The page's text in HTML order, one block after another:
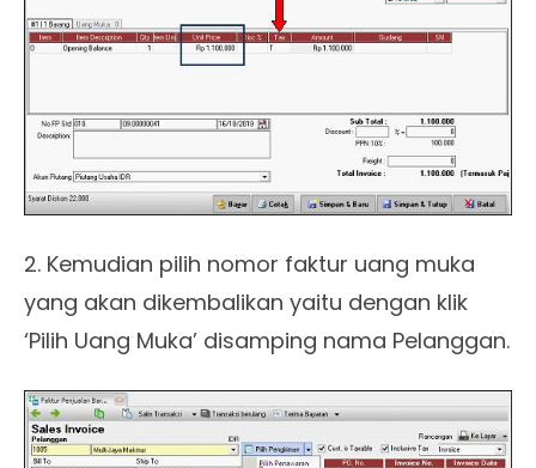
2. Kemudian pilih nomor faktur uang muka
yang akan dikembalikan yaitu dengan klik
‘Pilih Uang Muka’ disamping nama Pelanggan.